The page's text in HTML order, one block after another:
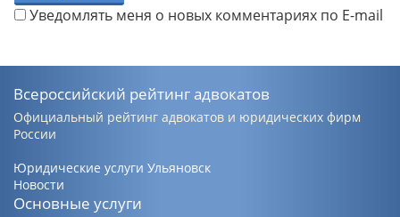
Уведомлять меня о новых комментариях по E-mail
Всероссийский рейтинг адвокатов
Официальный рейтинг адвокатов и юридических фирм
России
Юридические услуги Ульяновск
Новости
Основные услуги